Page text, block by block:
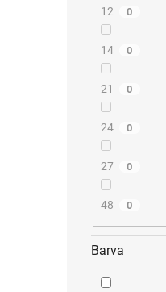
12 0
14 0
21 0
24 0
27 0
48 0
Barva